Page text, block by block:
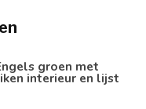
groen met
interieur en lijst